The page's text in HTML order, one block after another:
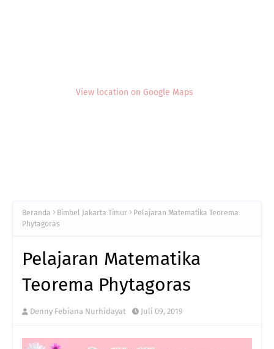
View location on Google Maps
Beranda Bimbel Jakarta Timur
Pelajaran Matematika Teorema
Phytagoras
Pelajaran Matematika
Teorema Phytagoras
Denny Febiana Nurhidayat Juli 09, 2019